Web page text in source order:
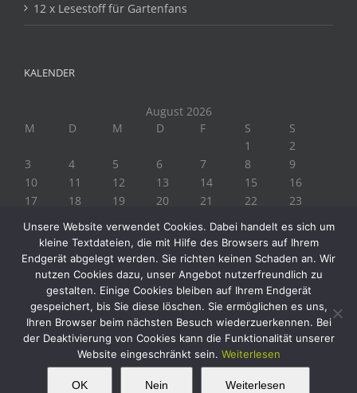
12 x Lesestoff für Gartenfans
KALENDER
August 2026
M
D M D F S
S
1
2
3
4 5 6 7 8
9
10
11 12 13 14 15
16
17
18 19 20 21 22
23
24
25 27 28
« Juli
Copyright 2019 Biogärtner Ploberger | Alle Rechte vorbehalten
FacebookInstagram
TwitterYouTube
This website uses cookies and third party
Unsere Website verwendet Cookies. Dabei handelt es sich um
kleine Textdateien, die mit Hilfe des Browsers auf Ihrem
Endgerät abgelegt werden. Sie richten keinen Schaden an. Wir
nutzen Cookies dazu, unser Angebot nutzerfreundlich zu
gestalten. Einige Cookies bleiben auf Ihrem Endgerät
gespeichert, bis Sie diese löschen. Sie ermöglichen es uns,
Ihren Browser beim nächsten Besuch wiederzuerkennen. Bei
der Deaktivierung von Cookies kann die Funktionalität unserer
Website eingeschränkt sein. Weiterlesen
OK Nein Weiterlesen